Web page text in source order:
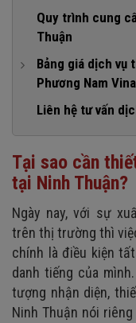
Quy trình cung
Thuận
Bảng giá dịch vụ
Phương Nam Vina
1. Gói dịch vụ thiết
2. Gói dịch vụ thiết
3. Gói dịch vụ
Liên hệ tư vấn
Tại sao cần
tại Ninh Thuận?
Ngày nay, với sự
trên thị trường thì
chính là điều kiện
danh tiếng của
tượng nhận diện,
Ninh Thuận nói